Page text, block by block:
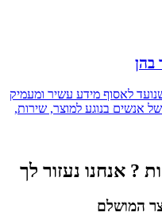
בהן
לאסוף מידע עשיר ומעמיק
אנשים בנוגע למוצר, שירות,
? אנחנו נעזור לך
המושלם